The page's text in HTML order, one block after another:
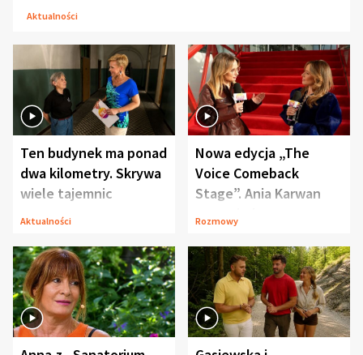
Aktualności
Ten budynek ma ponad
dwa kilometry. Skrywa
wiele tajemnic
Aktualności
Nowa edycja „The
Voice Comeback
Stage”. Ania Karwan
zapowiada
Rozmowy